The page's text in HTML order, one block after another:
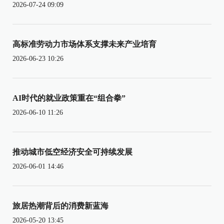
2026-07-24 09:09
高标准劳动力市场体系支撑未来产业培育
2026-06-23 10:26
AI时代的就业政策重在“组合拳”
2026-06-10 11:26
推动城市低空经济安全可持续发展
2026-06-01 14:46
旅居热潮背后的消费新蓝海
2026-05-20 13:45